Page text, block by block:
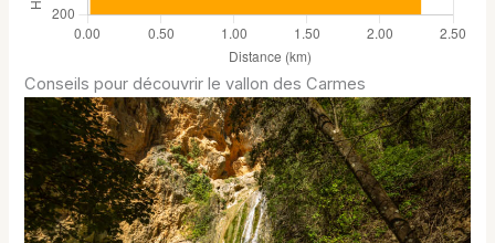
Conseils pour découvrir le vallon des Carmes